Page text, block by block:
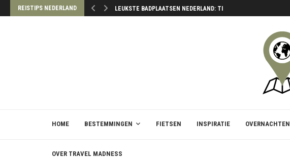
REISTIPS NEDERLAND LEUKSTE BADPLAATSEN NEDERLAND: TIPS VOOR STRAND EN ZEE
HOME BESTEMMINGEN FIETSEN INSPIRATIE OVERNACHTEN
OVER TRAVEL MADNESS